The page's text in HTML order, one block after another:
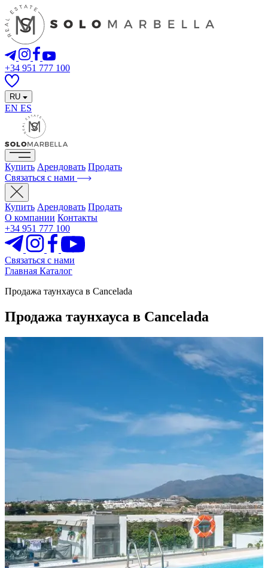
+34 951 777 100
RU
EN ES
Купить Арендовать Продать
Связаться с нами
Купить Арендовать Продать
О компании Контакты
+34 951 777 100
Связаться с нами
Главная Каталог
Продажа таунхауса в Cancelada
Продажа таунхауса в Cancelada